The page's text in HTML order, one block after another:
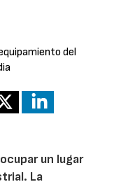
del
un lugar
La